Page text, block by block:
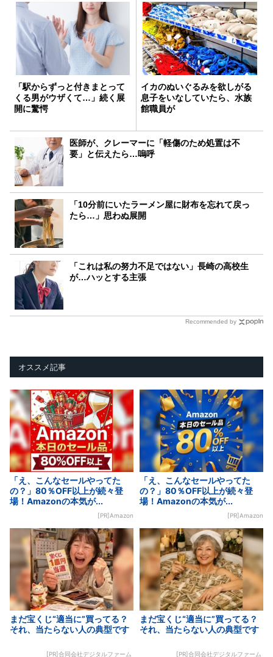
「駅からずっと付きまとって
くる男がウザくて…」続く展
開に驚愕
イカのぬいぐるみを欲しがる
息子をいなしていたら、水族
館職員が
医師が、クレーマーに「軽傷のため処置は不
要」と伝えたら…嗚呼
「10分前にいたラーメン屋に財布を忘れて戻っ
たら…」思わぬ展開
「これは私の努力不足ではない」長崎の高校生
が…ハッとする主張
Recommended by
オススメ記事
「え、こんなセールやってた
の？」80％OFF以上が続々登
場！Amazonの本気が...
[PR]Amazon
「え、こんなセールやってた
の？」80％OFF以上が続々登
場！Amazonの本気が...
[PR]Amazon
まだ宝くじ“適当に”買ってる？
それ、当たらない人の典型です
[PR]合同会社デジタルファーム
まだ宝くじ“適当に”買ってる？
それ、当たらない人の典型です
[PR]合同会社デジタルファーム